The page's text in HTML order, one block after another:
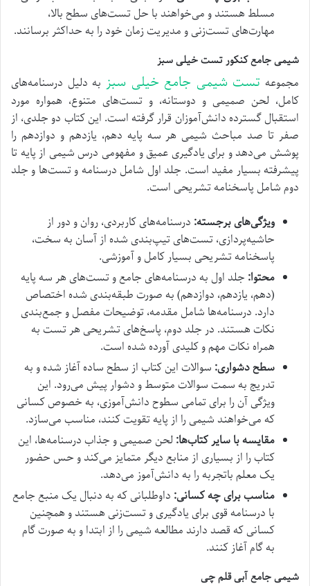
مسلط هستند و می‌خواهند با حل تست‌های سطح بالا،
مهارت‌های تست‌زنی و مدیریت زمان خود را به حداکثر برسانند.
شیمی جامع کنکور تست خیلی سبز
مجموعه تست شیمی جامع خیلی سبز به دلیل درسنامه‌های
کامل، لحن صمیمی و دوستانه، و تست‌های متنوع، همواره مورد
استقبال گسترده دانش‌آموزان قرار گرفته است. این کتاب دو جلدی، از
صفر تا صد مباحث شیمی هر سه پایه دهم، یازدهم و دوازدهم را
پوشش می‌دهد و برای یادگیری عمیق و مفهومی درس شیمی از پایه تا
پیشرفته بسیار مفید است. جلد اول شامل درسنامه و تست‌ها و جلد
دوم شامل پاسخنامه تشریحی است.
ویژگی‌های برجسته: درسنامه‌های کاربردی، روان و دور از
حاشیه‌پردازی، تست‌های تیپ‌بندی شده از آسان به سخت،
پاسخنامه تشریحی بسیار کامل و آموزشی.
محتوا: جلد اول به درسنامه‌های جامع و تست‌های هر سه پایه
(دهم، یازدهم، دوازدهم) به صورت طبقه‌بندی شده اختصاص
دارد. درسنامه‌ها شامل مقدمه، توضیحات مفصل و جمع‌بندی
نکات هستند. در جلد دوم، پاسخ‌های تشریحی هر تست به
همراه نکات مهم و کلیدی آورده شده است.
سطح دشواری: سوالات این کتاب از سطح ساده آغاز شده و به
تدریج به سمت سوالات متوسط و دشوار پیش می‌رود. این
ویژگی آن را برای تمامی سطوح دانش‌آموزی، به خصوص کسانی
که می‌خواهند شیمی را از پایه تقویت کنند، مناسب می‌سازد.
مقایسه با سایر کتاب‌ها:لحن صمیمی و جذاب درسنامه‌ها، این
کتاب را از بسیاری از منابع دیگر متمایز می‌کند و حس حضور
یک معلم باتجربه را به دانش‌آموز می‌دهد.
مناسب برای چه کسانی: داوطلبانی که به دنبال یک منبع جامع
با درسنامه قوی برای یادگیری و تست‌زنی هستند و همچنین
کسانی که قصد دارند مطالعه شیمی را از ابتدا و به صورت گام
به گام آغاز کنند.
شیمی جامع آبی قلم چی